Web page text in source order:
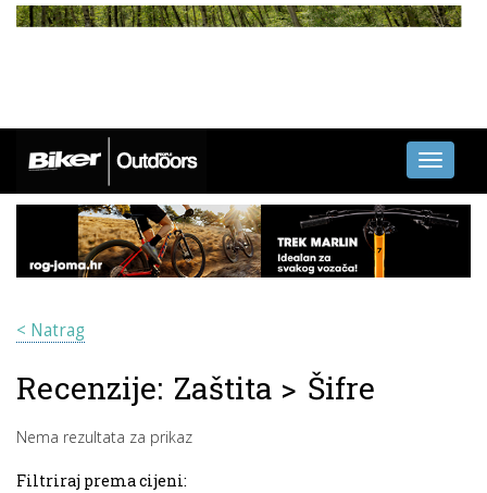
Toggle
< Natrag
Recenzije: Zaštita > Šifre
Nema rezultata za prikaz
Filtriraj prema cijeni: